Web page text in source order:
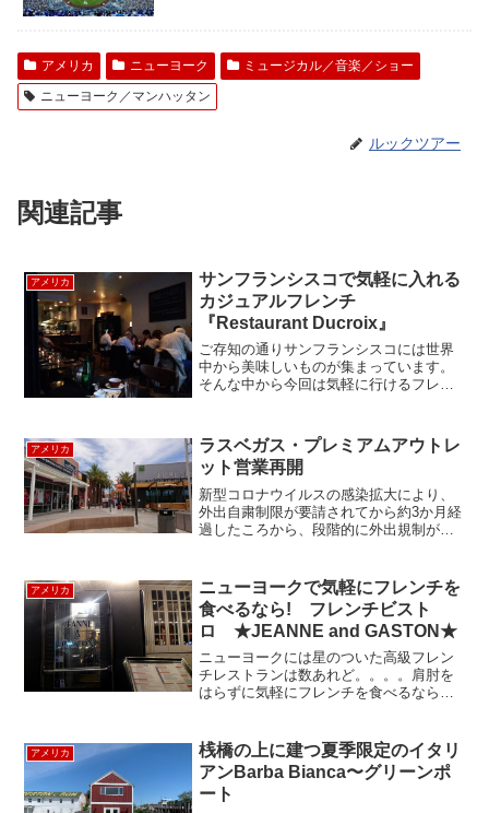
アメリカ ニューヨーク
ミュージカル／音楽／ショー
ニューヨーク／マンハッタン
ルックツアー
関連記事
アメリカ
サンフランシスコで気軽に入れる
カジュアルフレンチ
『Restaurant Ducroix』
ご存知の通りサンフランシスコには世界
中から美味しいものが集まっています。
そんな中から今回は気軽に行けるフレン
ンの間の路地を入ったところにあり、派
手な...
アメリカ
ラスベガス・プレミアムアウトレ
ット営業再開
新型コロナウイルスの感染拡大により、
外出自粛制限が要請されてから約3か月経
過したころから、段階的に外出規制が緩
しみ方の１つであるショッピングです
が、市内に多数存在するシ...
アメリカ
ニューヨークで気軽にフレンチを
食べるなら! フレンチビスト
ロ ★JEANNE and GASTON★
ニューヨークには星のついた高級フレン
チレストランは数あれど。。。。肩肘を
はらずに気軽にフレンチを食べるならお
楽しむことができます。14ストリートの
大通り沿いにありながら...
アメリカ
桟橋の上に建つ夏季限定のイタリ
アンBarba Bianca〜グリーンポ
ート